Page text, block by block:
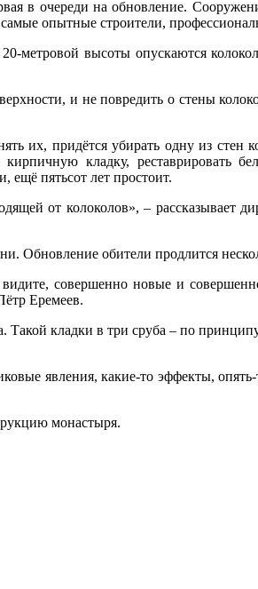
в очереди на обновление.
опытные строители,
метровой высоты опускаются
и не повредить о стены
их, придётся убирать одну из стен
кладку, реставрировать
ещё пятьсот лет простоит.
от колоколов», – рассказывает
Обновление обители продлится
совершенно новые и
Еремеев.
кладки в три сруба – по
явления, какие-то эффекты,
монастыря.